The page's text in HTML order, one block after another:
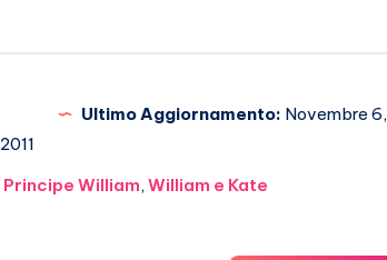
Ultimo Aggiornamento: Novembre 6,
2011
Principe William,William e Kate